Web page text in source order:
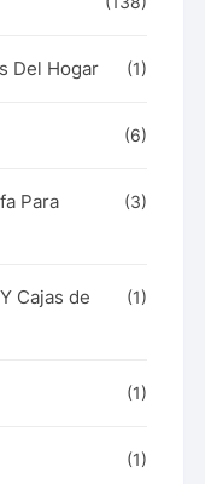
Del Hogar (1)
(6)
Para
(3)
Cajas de
(1)
(1)
(1)